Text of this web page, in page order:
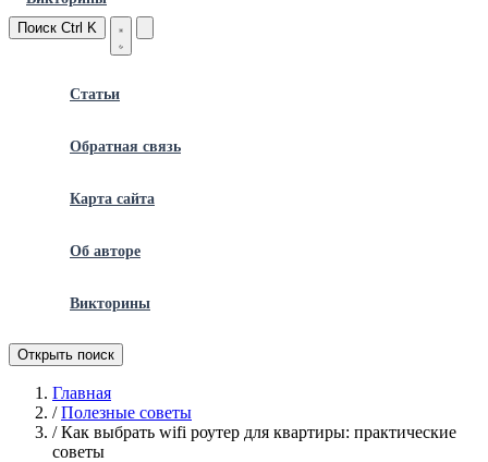
Поиск Ctrl K
Статьи
Обратная связь
Карта сайта
Об авторе
Викторины
Открыть поиск
Главная
/ Полезные советы
/ Как выбрать wifi роутер для квартиры: практические
советы